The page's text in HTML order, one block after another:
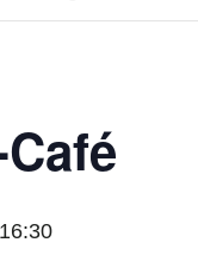
16:30